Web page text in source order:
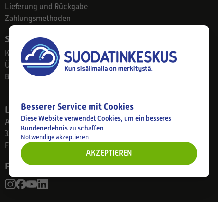
Lieferung und Rückgabe
Zahlungsmethoden
Suodatinkeskus
Kontakt
Über uns
Blog
Ladengeschäft
Ahlmanintie 61
33800 Tampere
Finnland
Folgen Sie uns
Besserer Service mit Cookies
Diese Website verwendet Cookies, um ein besseres
Kundenerlebnis zu schaffen.
Notwendige akzeptieren
AKZEPTIEREN